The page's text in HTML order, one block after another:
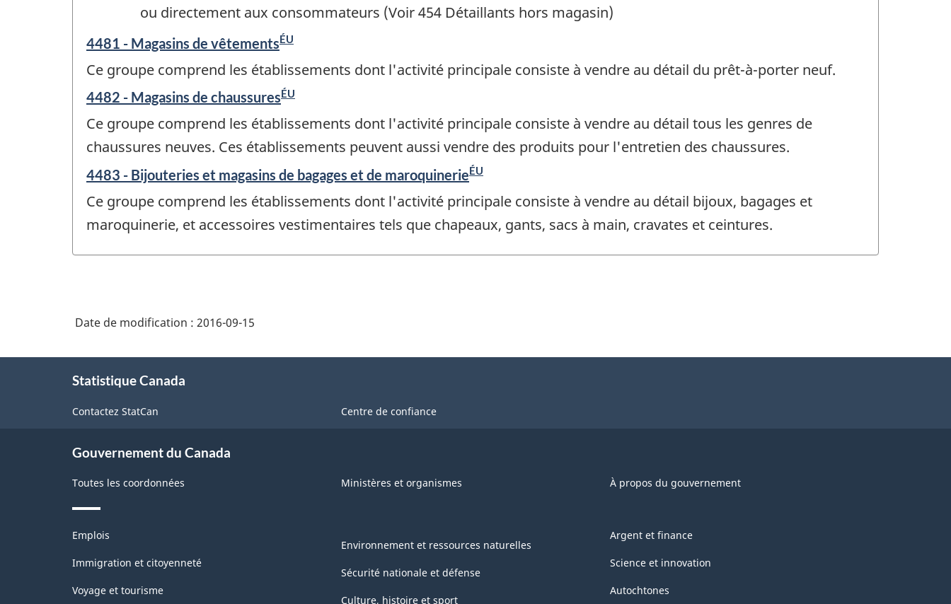
ou directement aux consommateurs (Voir 454 Détaillants hors magasin)
4481 - Magasins de vêtementsÉU
Ce groupe comprend les établissements dont l'activité principale consiste à vendre au détail du prêt-à-porter neuf.
4482 - Magasins de chaussuresÉU
Ce groupe comprend les établissements dont l'activité principale consiste à vendre au détail tous les genres de
chaussures neuves. Ces établissements peuvent aussi vendre des produits pour l'entretien des chaussures.
4483 - Bijouteries et magasins de bagages et de maroquinerieÉU
Ce groupe comprend les établissements dont l'activité principale consiste à vendre au détail bijoux, bagages et
maroquinerie, et accessoires vestimentaires tels que chapeaux, gants, sacs à main, cravates et ceintures.
Date de modification : 2016-09-15
Statistique Canada
Contactez StatCan Centre de confiance
Gouvernement du Canada
Toutes les coordonnées Ministères et organismes À propos du gouvernement
Thèmes
sujets
Emplois
Immigration et citoyenneté
Voyage et tourisme
Environnement et ressources naturelles
Sécurité nationale et défense
Culture, histoire et sport
Argent et finance
Science et innovation
Autochtones